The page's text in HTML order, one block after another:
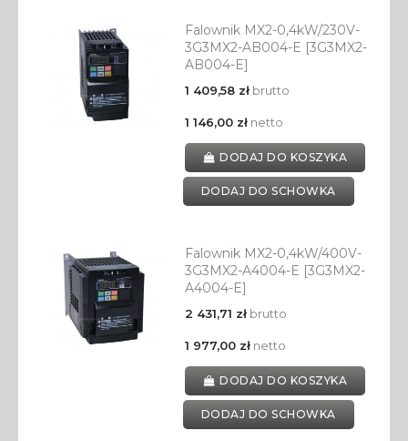
Falownik MX2-0,4kW/230V-
3G3MX2-AB004-E [3G3MX2-
AB004-E]
1 409,58 złbrutto
1 146,00 złnetto
DODAJ DO KOSZYKA
DODAJ DO SCHOWKA
Falownik MX2-0,4kW/400V-
3G3MX2-A4004-E [3G3MX2-
A4004-E]
2 431,71 złbrutto
1 977,00 złnetto
DODAJ DO KOSZYKA
DODAJ DO SCHOWKA